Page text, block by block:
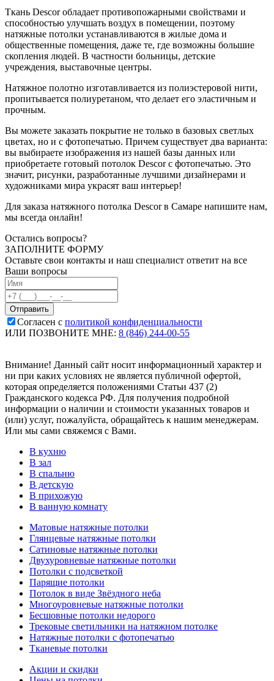
Ткань Descor обладает противопожарными свойствами и
способностью улучшать воздух в помещении, поэтому
натяжные потолки устанавливаются в жилые дома и
общественные помещения, даже те, где возможны большие
скопления людей. В частности больницы, детские
учреждения, выставочные центры.
Натяжное полотно изготавливается из полиэстеровой нити,
пропитывается полиуретаном, что делает его эластичным и
прочным.
Вы можете заказать покрытие не только в базовых светлых
цветах, но и с фотопечатью. Причем существует два варианта:
вы выбираете изображения из нашей базы данных или
приобретаете готовый потолок Descor с фотопечатью. Это
значит, рисунки, разработанные лучшими дизайнерами и
художниками мира украсят ваш интерьер!
Для заказа натяжного потолка Descor в Самаре напишите нам,
мы всегда онлайн!
Остались вопросы?
ЗАПОЛНИТЕ ФОРМУ
Оставьте свои контакты и наш специалист ответит на все
Ваши вопросы
Согласен с политикой конфиденциальности
ИЛИ ПОЗВОНИТЕ МНЕ: 8 (846) 244-00-55
Внимание! Данный сайт носит информационный характер и
ни при каких условиях не является публичной офертой,
которая определяется положениями Статьи 437 (2)
Гражданского кодекса РФ. Для получения подробной
информации о наличии и стоимости указанных товаров и
(или) услуг, пожалуйста, обращайтесь к нашим менеджерам.
Или мы сами свяжемся с Вами.
В кухню
В зал
В спальню
В детскую
В прихожую
В ванную комнату
Матовые натяжные потолки
Глянцевые натяжные потолки
Сатиновые натяжные потолки
Двухуровневые натяжные потолки
Потолки с подсветкой
Парящие потолки
Потолок в виде Звёздного неба
Многоуровневые натяжные потолки
Бесшовные потолки недорого
Трековые светильники на натяжном потолке
Натяжные потолки с фотопечатью
Тканевые потолки
Акции и скидки